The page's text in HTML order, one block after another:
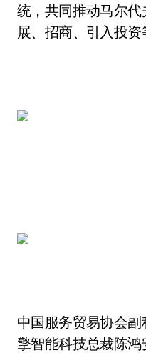
统，共同推动马尔
展、招商、引入投资
中国服务贸易协会副
擎智能科技总裁陈